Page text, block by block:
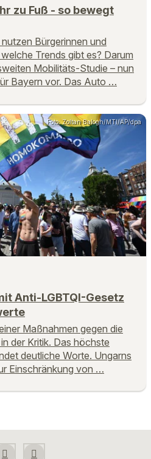
zu Fuß - so bewegt
Bürgerinnen und
Trends gibt es? Darum
Mobilitäts-Studie – nun
Bayern vor. Das Auto …
Foto: Zoltan Balogh/MTI/AP/dpa
Anti-LGBTQI-Gesetz
Maßnahmen gegen die
der Kritik. Das höchste
deutliche Worte. Ungarns
Einschränkung von …